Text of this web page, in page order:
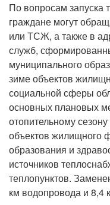
По вопросам запуска
граждане могут
или ТСЖ, а также в
служб,
муниципального
зиме объектов
социальной сферы
основных плановых
отопительному
объектов жилищного
образования и
источников
теплопунктов.
км водопровода и 8,4